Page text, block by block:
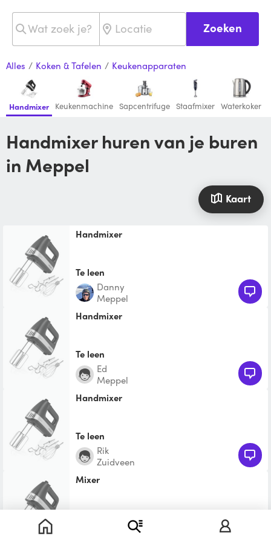
Zoeken
Alles / Koken & Tafelen / Keukenapparaten
Handmixer Keukenmachine Sapcentrifuge Staafmixer Waterkoker
Handmixer huren van je buren
in Meppel
Kaart
Handmixer
Te leen
Danny
Meppel
Handmixer
Te leen
Ed
Meppel
Handmixer
Te leen
Rik
Zuidveen
mixer